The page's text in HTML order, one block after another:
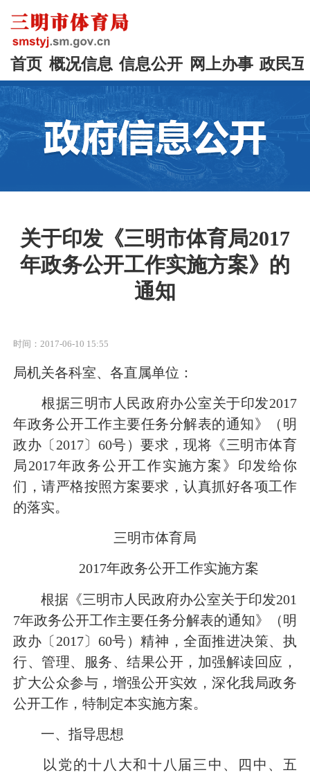
首页 概况信息 信息公开 网上办事 政民
关于印发《三明市体育局2017
年政务公开工作实施方案》的
通知
时间：2017-06-10 15:55
局机关各科室、各直属单位：
根据三明市人民政府办公室关于印发2017
年政务公开工作主要任务分解表的通知》（明
政办〔 2017〕 60号）要求，现将《三明市体育
局2017年政务公开工作实施方案》印发给你
们，请严格按照方案要求，认真抓好各项工作
的落实。
三明市体育局
2017年政务公开工作实施方案
根据《三明市人民政府办公室关于印发201
7年政务公开工作主要任务分解表的通知》（明
政办〔2017〕 60号）精神，全面推进决策、执
行、管理、服务、结果公开，加强解读回应，
扩大公众参与，增强公开实效，深化我局政务
公开工作，特制定本实施方案。
一、指导思想
以党的十八大和十八届三中、四中、五